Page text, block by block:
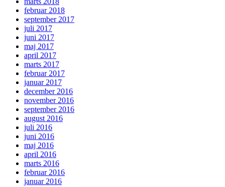
februar 2018
september 2017
juli 2017
juni 2017
maj 2017
april 2017
marts 2017
februar 2017
januar 2017
december 2016
november 2016
september 2016
august 2016
juli 2016
juni 2016
maj 2016
april 2016
marts 2016
februar 2016
januar 2016